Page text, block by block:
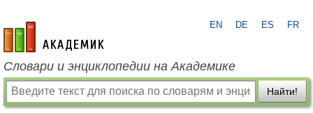
academic.ru
EN DE ES FR
Словари и энциклопедии на Академике
Найти!